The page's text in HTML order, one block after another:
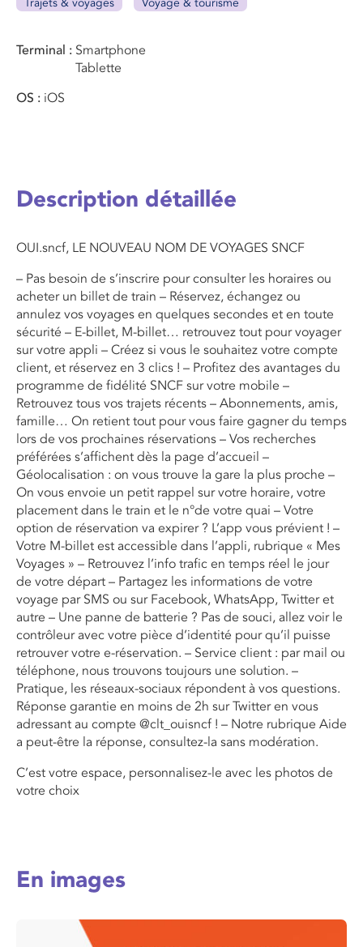
Trajets & voyages
Voyage & tourisme
Terminal
Smartphone
Tablette
OS
iOS
Description détaillée
OUI.sncf, LE NOUVEAU NOM DE VOYAGES SNCF
– Pas besoin de s’inscrire pour consulter les horaires ou
acheter un billet de train – Réservez, échangez ou
annulez vos voyages en quelques secondes et en toute
sécurité – E-billet, M-billet… retrouvez tout pour voyager
sur votre appli – Créez si vous le souhaitez votre compte
client, et réservez en 3 clics ! – Profitez des avantages du
programme de fidélité SNCF sur votre mobile –
Retrouvez tous vos trajets récents – Abonnements, amis,
famille… On retient tout pour vous faire gagner du temps
lors de vos prochaines réservations – Vos recherches
préférées s’affichent dès la page d’accueil –
Géolocalisation : on vous trouve la gare la plus proche –
On vous envoie un petit rappel sur votre horaire, votre
placement dans le train et le n°de votre quai – Votre
option de réservation va expirer ? L’app vous prévient ! –
Votre M-billet est accessible dans l’appli, rubrique « Mes
Voyages » – Retrouvez l’info trafic en temps réel le jour
de votre départ – Partagez les informations de votre
voyage par SMS ou sur Facebook, WhatsApp, Twitter et
autre – Une panne de batterie ? Pas de souci, allez voir le
contrôleur avec votre pièce d’identité pour qu’il puisse
retrouver votre e-réservation. – Service client : par mail ou
téléphone, nous trouvons toujours une solution. –
Pratique, les réseaux-sociaux répondent à vos questions.
Réponse garantie en moins de 2h sur Twitter en vous
adressant au compte @clt_ouisncf ! – Notre rubrique Aide
a peut-être la réponse, consultez-la sans modération.
C’est votre espace, personnalisez-le avec les photos de
votre choix
En images